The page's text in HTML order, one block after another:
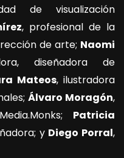
de visualización
, profesional de la
de arte; Naomi
diseñadora de
Mateos, ilustradora
Álvaro Moragón,
Patricia
y Diego Porral,